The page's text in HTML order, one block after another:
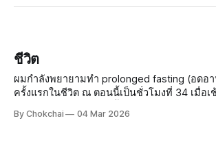
ชีวิต
ผมกำลังพยายามทำ prolonged fasting (อดอ
ครั้งแรกในชีวิต ณ ตอนนี้เป็นชั่วโมงที่ 34 เมื่อเช้าตอนออกไปวิ่ง 5
อิสลาม) ซึ่งอดตั้งแต่พระอาทิตย์ขึ้นจนพระอาทิ
By Chokchai 04 Mar 2026